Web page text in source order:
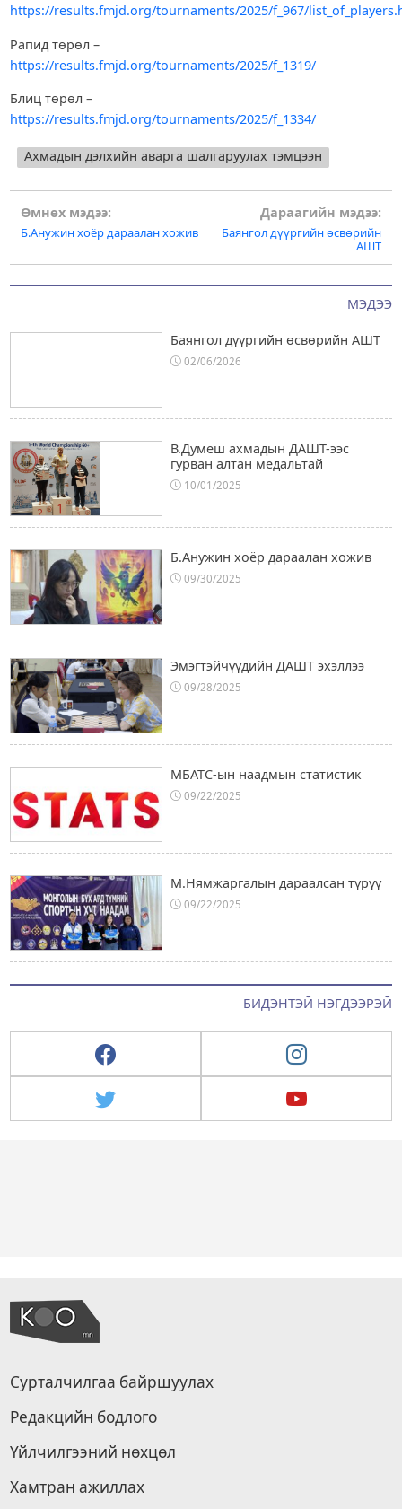
МЭДЭЭ
Баянгол дүүргийн өсвөрийн АШТ
02/06/2026
В.Думеш ахмадын ДАШТ-ээс
гурван алтан медальтай
10/01/2025
Б.Анужин хоёр дараалан хожив
09/30/2025
Эмэгтэйчүүдийн ДАШТ эхэллээ
09/28/2025
МБАТС-ын наадмын статистик
09/22/2025
М.Нямжаргалын дараалсан түрүү
09/22/2025
БИДЭНТЭЙ НЭГДЭЭРЭЙ
https://results.fmjd.org/tournaments/2025/f_967/
Рапид төрөл –
https://results.fmjd.org/tournaments/2025/f_1319/
Блиц төрөл –
https://results.fmjd.org/tournaments/2025/f_1334/
Ахмадын дэлхийн аварга шалгаруулах тэмцээн
Post
navigation
Өмнөх мэдээ:
Б.Анужин хоёр дараалан хожив
Дараагийн мэдээ:
Баянгол дүүргийн өсвөрийн
АШТ
Сурталчилгаа байршуулах
Редакцийн бодлого
Үйлчилгээний нөхцөл
Хамтран ажиллах